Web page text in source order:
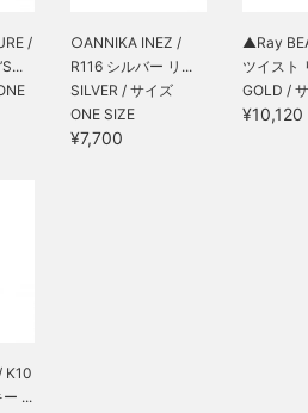
/
○ANNIKA INEZ /
R116 シルバー リ...
SILVER / サイズ
ONE SIZE
¥7,700
▲Ray
ツイスト
GOLD /
¥10,120
K10
...